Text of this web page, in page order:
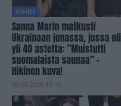
VIIHDE
Sanna Marin matkusti
Ukrainaan junassa, jossa oli
yli 40 astetta: ”Muistutti
suomalaista saunaa” –
Hikinen kuva!
30.06.2026 12.10